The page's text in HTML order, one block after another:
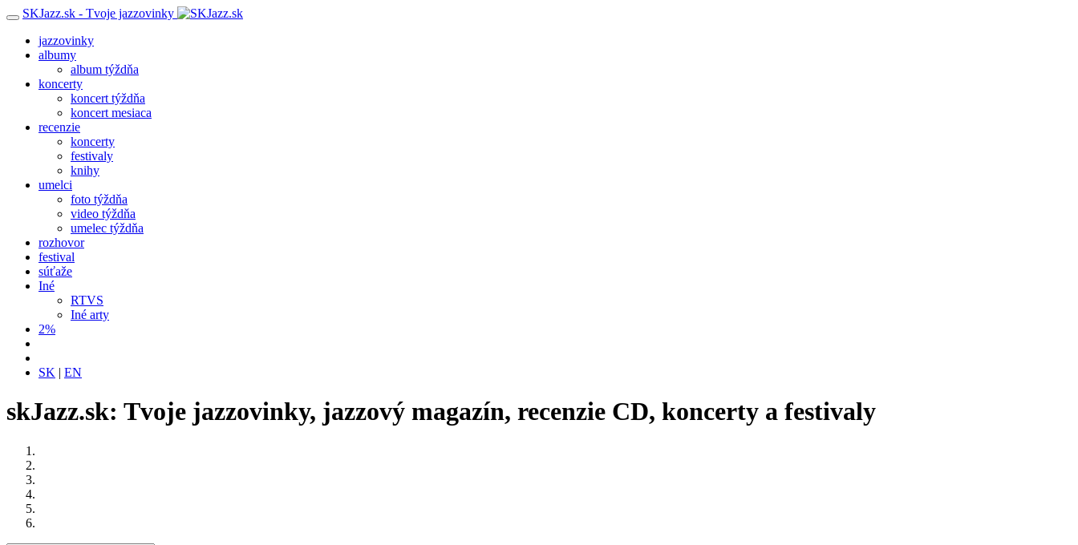
SKJazz.sk - Tvoje jazzovinky
jazzovinky
albumy
album týždňa
koncerty
koncert týždňa
koncert mesiaca
recenzie
koncerty
festivaly
knihy
umelci
foto týždňa
video týždňa
umelec týždňa
rozhovor
festival
súťaže
Iné
RTVS
Iné arty
2%
SK | EN
skJazz.sk: Tvoje jazzovinky, jazzový magazín, recenzie CD, koncerty a festivaly